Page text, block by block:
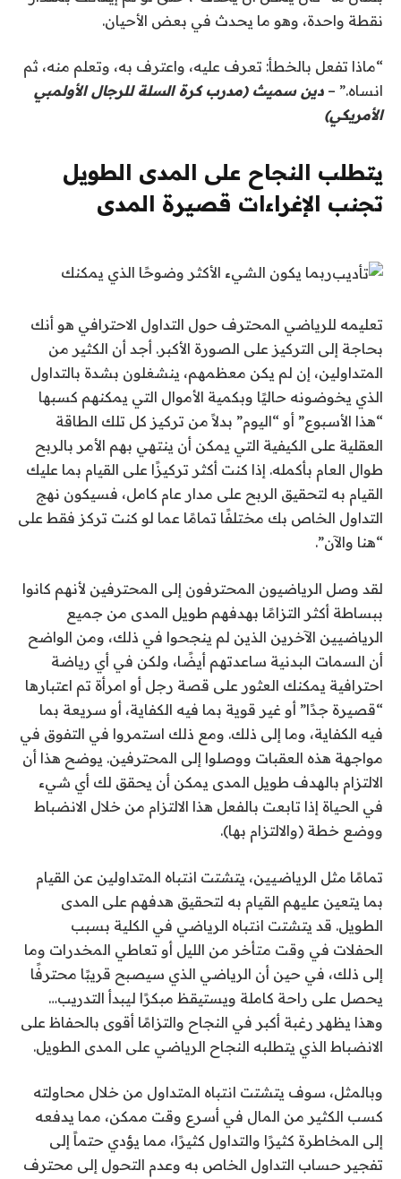
نقطة واحدة، وهو ما يحدث في بعض الأحيان.
“ماذا تفعل بالخطأ: تعرف عليه، واعترف به، وتعلم منه، ثم
انساه.” – دين سميث (مدرب كرة السلة للرجال الأولمبي
الأمريكي)
يتطلب النجاح على المدى الطويل
تجنب الإغراءات قصيرة المدى
ربما يكون الشيء الأكثر وضوحًا الذي يمكنك
تعليمه للرياضي المحترف حول التداول الاحترافي هو أنك
بحاجة إلى التركيز على الصورة الأكبر. أجد أن الكثير من
المتداولين، إن لم يكن معظمهم، ينشغلون بشدة بالتداول
الذي يخوضونه حاليًا وبكمية الأموال التي يمكنهم كسبها
“هذا الأسبوع” أو “اليوم” بدلاً من تركيز كل تلك الطاقة
العقلية على الكيفية التي يمكن أن ينتهي بهم الأمر بالربح
طوال العام بأكمله. إذا كنت أكثر تركيزًا على القيام بما عليك
القيام به لتحقيق الربح على مدار عام كامل، فسيكون نهج
التداول الخاص بك مختلفًا تمامًا عما لو كنت تركز فقط على
“هنا والآن”.
لقد وصل الرياضيون المحترفون إلى المحترفين لأنهم كانوا
ببساطة أكثر التزامًا بهدفهم طويل المدى من جميع
الرياضيين الآخرين الذين لم ينجحوا في ذلك، ومن الواضح
أن السمات البدنية ساعدتهم أيضًا، ولكن في أي رياضة
احترافية يمكنك العثور على قصة رجل أو امرأة تم اعتبارها
“قصيرة جدًا” أو غير قوية بما فيه الكفاية، أو سريعة بما
فيه الكفاية، وما إلى ذلك. ومع ذلك استمروا في التفوق في
مواجهة هذه العقبات ووصلوا إلى المحترفين. يوضح هذا أن
الالتزام بالهدف طويل المدى يمكن أن يحقق لك أي شيء
في الحياة إذا تابعت بالفعل هذا الالتزام من خلال الانضباط
ووضع خطة (والالتزام بها).
تمامًا مثل الرياضيين، يتشتت انتباه المتداولين عن القيام
بما يتعين عليهم القيام به لتحقيق هدفهم على المدى
الطويل. قد يتشتت انتباه الرياضي في الكلية بسبب
الحفلات في وقت متأخر من الليل أو تعاطي المخدرات وما
إلى ذلك، في حين أن الرياضي الذي سيصبح قريبًا محترفًا
يحصل على راحة كاملة ويستيقظ مبكرًا ليبدأ التدريب…
وهذا يظهر رغبة أكبر في النجاح والتزامًا أقوى بالحفاظ على
الانضباط الذي يتطلبه النجاح الرياضي على المدى الطويل.
وبالمثل، سوف يتشتت انتباه المتداول من خلال محاولته
كسب الكثير من المال في أسرع وقت ممكن، مما يدفعه
إلى المخاطرة كثيرًا والتداول كثيرًا، مما يؤدي حتماً إلى
تفجير حساب التداول الخاص به وعدم التحول إلى محترف